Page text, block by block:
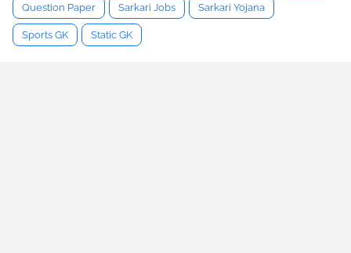
Question Paper Sarkari Jobs Sarkari Yojana
Sports GK Static GK